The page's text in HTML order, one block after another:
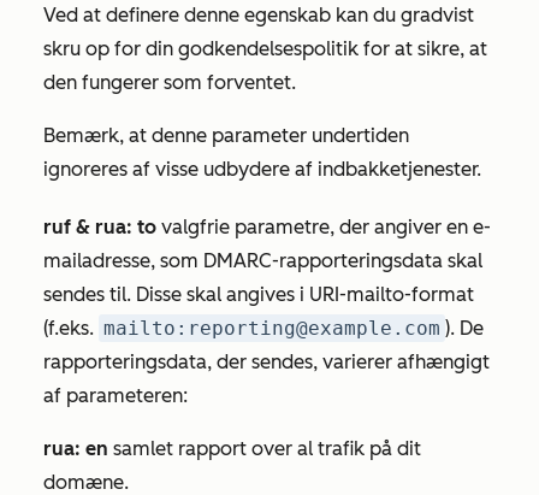
Ved at definere denne egenskab kan du gradvist
skru op for din godkendelsespolitik for at sikre, at
den fungerer som forventet.
Bemærk, at denne parameter undertiden
ignoreres af visse udbydere af indbakketjenester.
ruf & rua: to valgfrie parametre, der angiver en e-
mailadresse, som DMARC-rapporteringsdata skal
sendes til. Disse skal angives i URI-mailto-format
(f.eks. mailto:reporting@example.com ). De
rapporteringsdata, der sendes, varierer afhængigt
af parameteren:
rua: en samlet rapport over al trafik på dit
domæne.